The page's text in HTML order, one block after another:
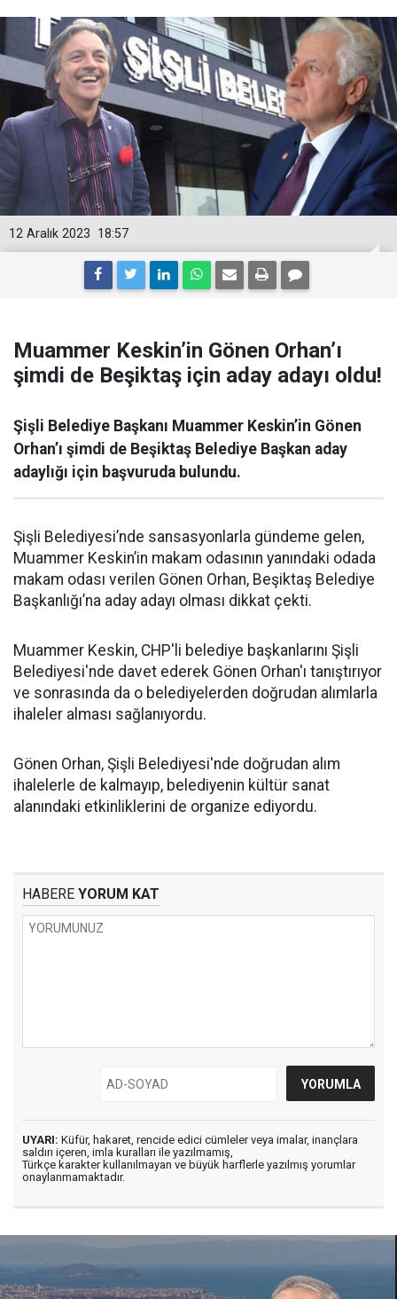
18:57
12 Aralık 2023
Muammer Keskin’in Gönen Orhan’ı
şimdi de Beşiktaş için aday adayı oldu!
Şişli Belediye Başkanı Muammer Keskin’in Gönen
Orhan’ı şimdi de Beşiktaş Belediye Başkan aday
adaylığı için başvuruda bulundu.
Şişli Belediyesi’nde sansasyonlarla gündeme gelen,
Muammer Keskin’in makam odasının yanındaki odada
makam odası verilen Gönen Orhan, Beşiktaş Belediye
Başkanlığı’na aday adayı olması dikkat çekti.
Muammer Keskin, CHP'li belediye başkanlarını Şişli
Belediyesi'nde davet ederek Gönen Orhan'ı tanıştırıyor
ve sonrasında da o belediyelerden doğrudan alımlarla
ihaleler alması sağlanıyordu.
Gönen Orhan, Şişli Belediyesi'nde doğrudan alım
ihalelerle de kalmayıp, belediyenin kültür sanat
alanındaki etkinliklerini de organize ediyordu.
HABERE YORUM KAT
UYARI: Küfür, hakaret, rencide edici cümleler veya imalar, inançlara
saldırı içeren, imla kuralları ile yazılmamış,
Türkçe karakter kullanılmayan ve büyük harflerle yazılmış yorumlar
onaylanmamaktadır.